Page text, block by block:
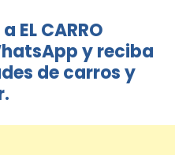
EL CARRO
y reciba
de carros y